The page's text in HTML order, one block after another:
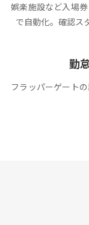
娯楽施設など入場
で自動化。確認ス
勤
フラッパーゲート